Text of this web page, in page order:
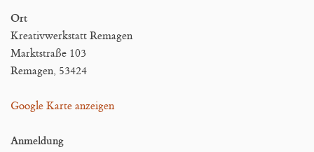
Ort
Kreativwerkstatt Remagen
Marktstraße 103
Remagen, 53424
Google Karte anzeigen
Anmeldung